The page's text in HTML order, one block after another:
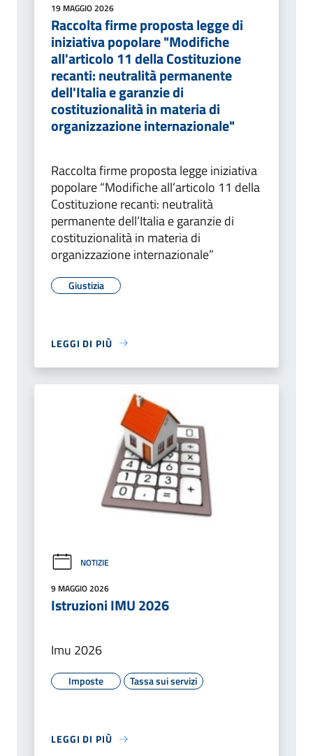
19 MAGGIO 2026
Raccolta firme proposta legge di
iniziativa popolare "Modifiche
all'articolo 11 della Costituzione
recanti: neutralità permanente
dell'Italia e garanzie di
costituzionalità in materia di
organizzazione internazionale"
Raccolta firme proposta legge iniziativa
popolare “Modifiche all’articolo 11 della
Costituzione recanti: neutralità
permanente dell’Italia e garanzie di
costituzionalità in materia di
organizzazione internazionale”
Giustizia
LEGGI DI PIÙ
NOTIZIE
9 MAGGIO 2026
Istruzioni IMU 2026
Imu 2026
Imposte Tassa sui servizi
LEGGI DI PIÙ